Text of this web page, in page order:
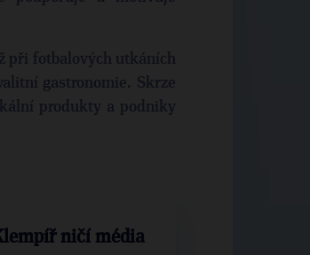
při fotbalových utkáních
gastronomie. Skrze
produkty a podniky
ničí média